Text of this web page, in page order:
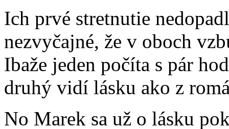
Ich prvé stretnutie
nezvyčajné, že v oboch
Ibaže jeden počíta s pár
druhý vidí lásku ako z
No Marek sa už o lásku